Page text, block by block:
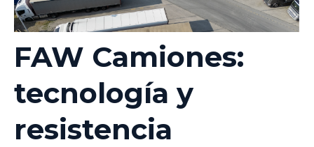
FAW Camiones:
tecnología y
resistencia